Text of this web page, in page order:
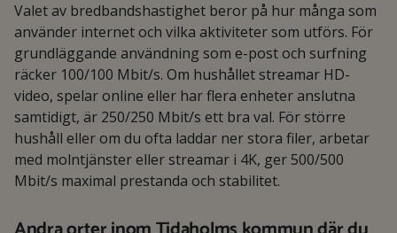
Valet av bredbandshastighet beror på hur många som
använder internet och vilka aktiviteter som utförs. För
grundläggande användning som e-post och surfning
räcker 100/100 Mbit/s. Om hushållet streamar HD-
video, spelar online eller har flera enheter anslutna
samtidigt, är 250/250 Mbit/s ett bra val. För större
hushåll eller om du ofta laddar ner stora filer, arbetar
med molntjänster eller streamar i 4K, ger 500/500
Mbit/s maximal prestanda och stabilitet.